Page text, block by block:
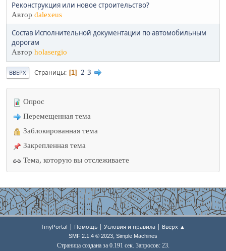
Реконструкция или новое строительство?
Автор dalexeus
Состав Исполнительной документации по автомобильным
дорогам
Автор holasergio
ВВЕРХ Страницы 1 2 3
Опрос
Перемещенная тема
Заблокированная тема
Закрепленная тема
Тема, которую вы отслеживаете
TinyPortal | Помощь | Условия и правила | Вверх ▲
SMF 2.1.4 © 2023, Simple Machines
Страница создана за 0.191 сек. Запросов: 23.